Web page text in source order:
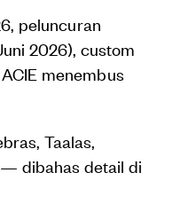
peluncuran
2026), custom
menembus
Taalas,
dibahas detail di